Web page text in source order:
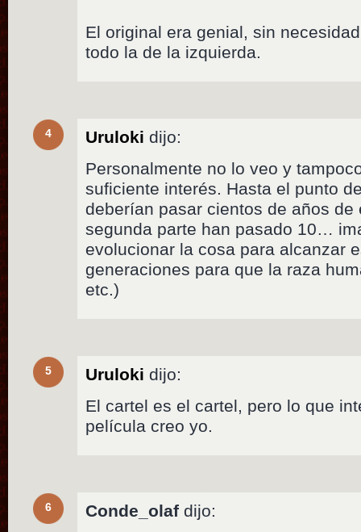
El original era genial, sin
todo la de la izquierda.
4 Uruloki dijo:
Personalmente no lo veo y
suficiente interés. Hasta el punto
deberían pasar cientos de años de
segunda parte han pasado 10…
evolucionar la cosa para alcanzar
generaciones para que la raza
etc.)
5 Uruloki dijo:
El cartel es el cartel, pero lo que
película creo yo.
6 Conde_olaf dijo: